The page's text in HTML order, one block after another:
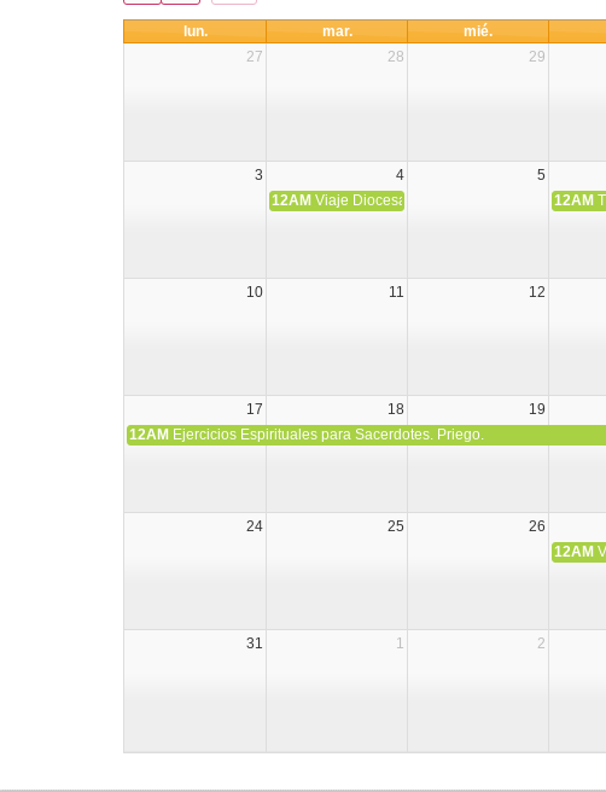
lun. mar. mié.
27
28 29
3 4 5
12AM Viaje Diocesano a Japón. 12AM
10 11 12
17 18 19
12AM Ejercicios Espirituales para Sacerdotes. Priego.
24 25 26
12AM
31 1 2